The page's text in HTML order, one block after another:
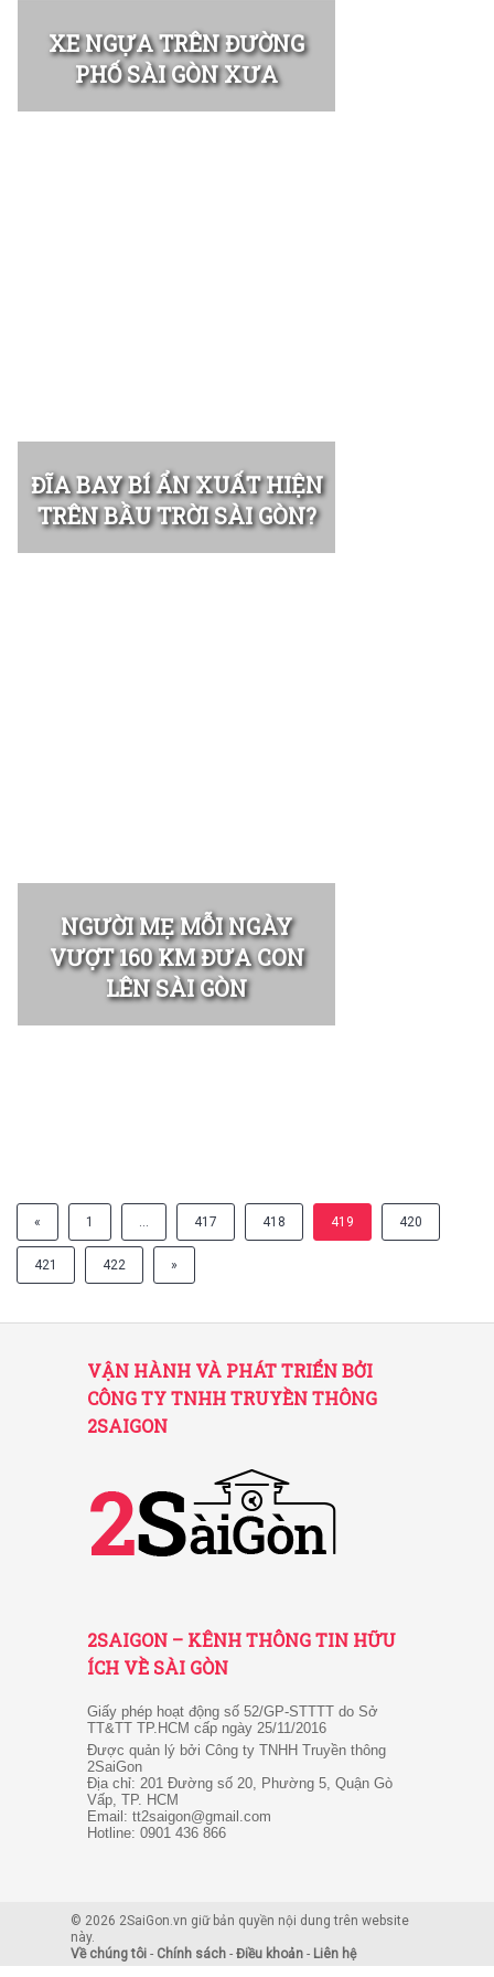
XE NGỰA TRÊN ĐƯỜNG
PHỐ SÀI GÒN XƯA
ĐĨA BAY BÍ ẨN XUẤT HIỆN
TRÊN BẦU TRỜI SÀI GÒN?
NGƯỜI MẸ MỖI NGÀY
VƯỢT 160 KM ĐƯA CON
LÊN SÀI GÒN
« 1 … 417 418 419 420
421 422 »
VẬN HÀNH VÀ PHÁT TRIỂN BỞI
CÔNG TY TNHH TRUYỀN THÔNG
2SAIGON
2SAIGON – KÊNH THÔNG TIN HỮU
ÍCH VỀ SÀI GÒN
Giấy phép hoạt động số 52/GP-STTTT do Sở
TT&TT TP.HCM cấp ngày 25/11/2016
Được quản lý bởi Công ty TNHH Truyền thông
2SaiGon
Địa chỉ: 201 Đường số 20, Phường 5, Quận Gò
Vấp, TP. HCM
Email: tt2saigon@gmail.com
Hotline: 0901 436 866
© 2026 2SaiGon.vn giữ bản quyền nội dung trên website
này.
Về chúng tôi - Chính sách - Điều khoản - Liên hệ